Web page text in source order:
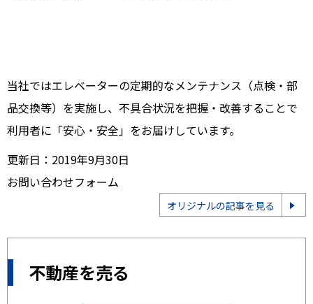
当社ではエレベーターの定期的なメンテナンス（点検・部
品交換等）を実施し、不具合状況を把握・改善することで
利用者に「安心・安全」をお届けしています。
更新日：2019年9月30日
お問い合わせフォーム
オリジナルの記事を見る
不動産を売る